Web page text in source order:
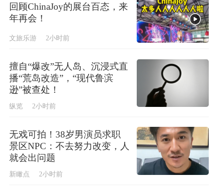
回顾ChinaJoy的展台百态，来
年再会！
文旅乐游 2小时前
擅自“爆改”无人岛、沉浸式直
播“荒岛改造”，“现代鲁滨
逊”被查处！
纵览 2小时前
无戏可拍！38岁男演员求职
景区NPC：不去努力改变，人
就会出问题
新瞰点 2小时前